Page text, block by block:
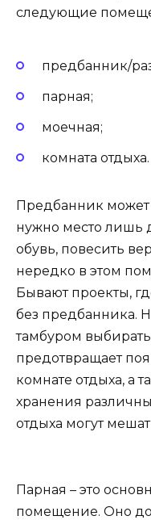
следующие
предбанник/
парная;
моечная;
комната отдыха.
Предбанник
нужно место лишь
обувь, повесить
нередко в этом
Бывают проекты,
без предбанника.
тамбуром
предотвращает
комнате отдыха, а
хранения
отдыха могут
Парная – это
помещение. Оно